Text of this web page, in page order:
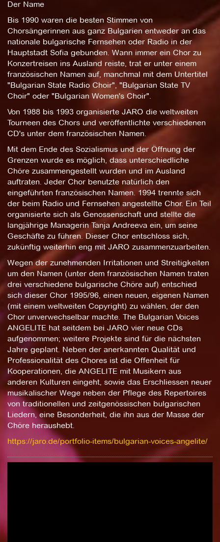
Der Name
Bis 1990 waren die besten Stimmen von
Chorsängerinnen aus ganz Bulgarien entweder an das
nationale bulgarische Fernsehen oder Radio in der
Hauptstadt Sofia gebunden. Wann immer ein Chor zu
Konzertreisen ins Ausland reiste, trat er unter einem
französischen Namen auf, manchmal mit dem Untertitel
"Bulgarian State Radio Choir", "Bulgarian State TV
Choir" oder "Bulgarian Women's Choir".
Von 1988 bis 1993 organisierte JARO die weltweiten
Tourneen des Chors und veröffentlichte verschiedenen
CD's unter dem französischen Namen.
Mit dem Ende des Sozialismus und der Öffnung der
Grenzen wurde es möglich, dass unterschiedliche
Chöre zusammengestellt wurden und im Ausland
auftraten. Jeder Chor benutzte natürlich den
eingeführten französischen Namen. 1994 trennte sich
der beim Radio und Fernsehen angestellte Chor. Ein Teil
organisierte sich als Genossenschaft und stellte die
langjährige Managerin Tanja Andreeva ein, um seine
Geschäfte zu führen. Dieser Chor entschloss sich,
zukünftig weiterhin eng mit JARO zusammenzuarbeiten.
Wegen der zunehmenden Irritationen und Streitigkeiten
um den Namen (unter dem französischen Namen traten
drei verschiedene bulgarische Chöre auf) entschied
sich dieser Chor 1995/96, einen neuen, eigenen Namen
(mit einem weltweiten Copyright) zu wählen, der den
Chor unverwechselbar machte. The Bulgarian Voices
ANGELITE hat seitdem bei JARO vier neue CDs
aufgenommen; weitere Projekte sind für die nächsten
Jahre geplant. Neben der anerkannten Qualität und
Professionalität des Chores ist die Offenheit für
Kooperationen, die ANGELITE mit Musikern aus
anderen Kulturen eingeht, sowie das Erschliessen neuer
musikalischer Wege neben der Pflege des Repertoires
von traditionellen und zeitgenössischen bulgarischen
Liedern, eine Besonderheit, die ihn aus der Masse der
Chöre heraushebt.
https://jaro.de/portfolio-items/bulgarian-voices-angelite/